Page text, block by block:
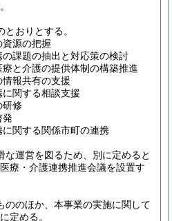
おりとする。
源の把握
課題の抽出と対応策の検討
と介護の提供体制の構築推進
報共有の支援
関する相談支援
研修
発
関する関係市町の連携
な運営を図るため、別に定めると
療・介護連携推進会議を設置す
ののほか、本事業の実施に関して
定める。